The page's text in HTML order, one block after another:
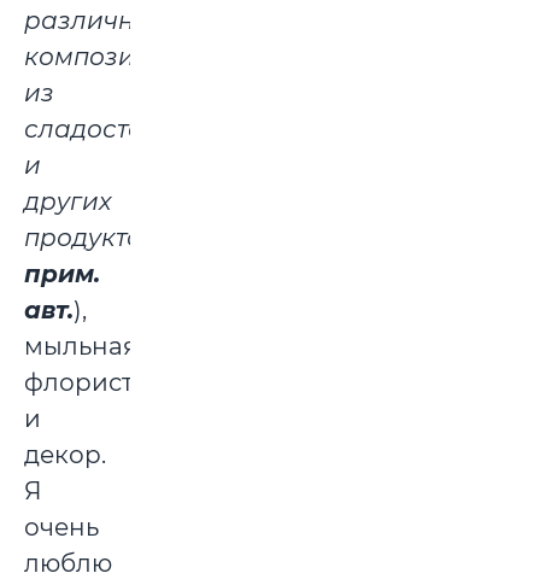
различных
композиций
из
сладостей
и
других
продуктов,
прим.
авт.),
мыльная
флористика
и
декор.
Я
очень
люблю